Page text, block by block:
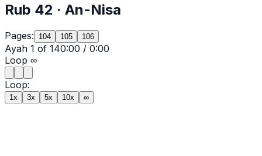
Rub 42 · An-Nisa
Pages: 104 105 106
Ayah 1 of 140:00 / 0:00
Loop ∞
Loop:
1x 3x 5x 10x ∞